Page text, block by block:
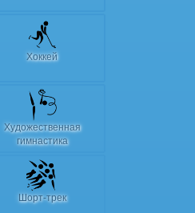
Хоккей
Художественная
гимнастика
Шорт-трек